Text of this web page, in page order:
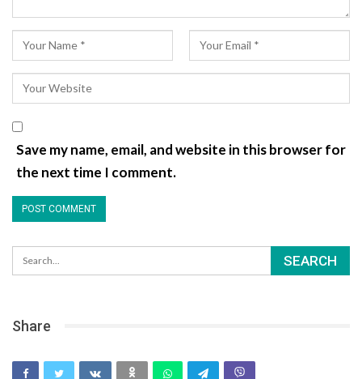
Save my name, email, and website in this browser for
the next time I comment.
Share